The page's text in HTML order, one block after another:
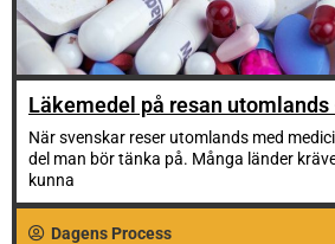
Läkemedel på resan
När svenskar reser utomlands med
del man bör tänka på. Många länder
kunna
Dagens Process